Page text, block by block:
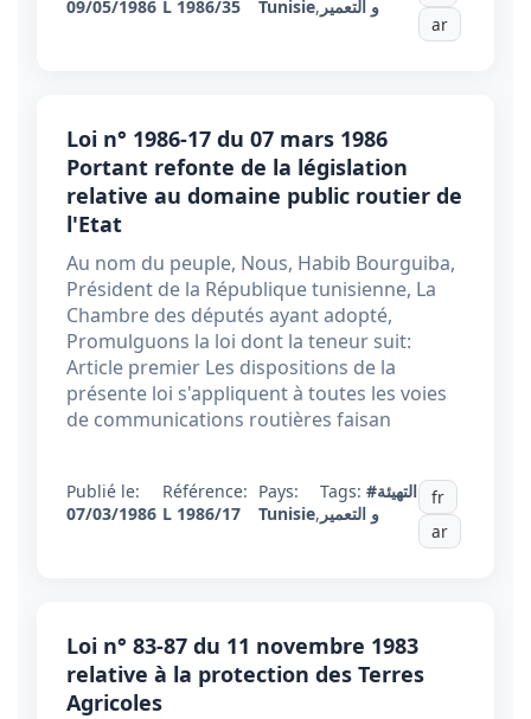
09/05/1986 L 1986/35 Tunisie, و التعمير
ar
Loi n° 1986-17 du 07 mars 1986
Portant refonte de la législation
relative au domaine public routier de
l'Etat
Au nom du peuple, Nous, Habib Bourguiba,
Président de la République tunisienne, La
Chambre des députés ayant adopté,
Promulguons la loi dont la teneur suit:
Article premier Les dispositions de la
présente loi s'appliquent à toutes les voies
de communications routières faisan
Publié le:
07/03/1986
Référence:
L 1986/17
Pays:
Tunisie,
Tags: #التهيئة
و التعمير
fr
ar
Loi n° 83-87 du 11 novembre 1983
relative à la protection des Terres
Agricoles